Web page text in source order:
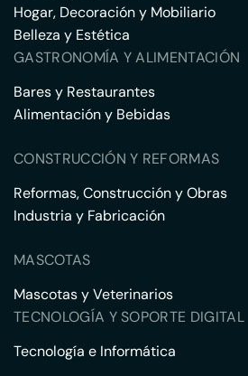
Hogar, Decoración y Mobiliario
Belleza y Estética
GASTRONOMÍA Y ALIMENTACIÓN
Bares y Restaurantes
Alimentación y Bebidas
CONSTRUCCIÓN Y REFORMAS
Reformas, Construcción y Obras
Industria y Fabricación
MASCOTAS
Mascotas y Veterinarios
TECNOLOGÍA Y SOPORTE DIGITAL
Tecnología e Informática